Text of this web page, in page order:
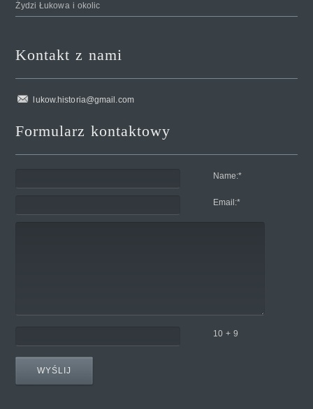
Żydzi Łukowa i okolic
Kontakt z nami
lukow.historia@gmail.com
Formularz kontaktowy
Name:*
Email:*
10 + 9